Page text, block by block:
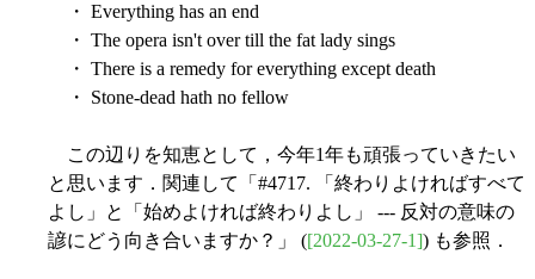
・ Everything has an end
・ The opera isn't over till the fat lady sings
・ There is a remedy for everything except death
・ Stone-dead hath no fellow
この辺りを知恵として，今年1年も頑張っていきたい
と思います．関連して「#4717. 「終わりよければすべて
よし」と「始めよければ終わりよし」 --- 反対の意味の
諺にどう向き合いますか？」 ([2022-03-27-1]) も参照．